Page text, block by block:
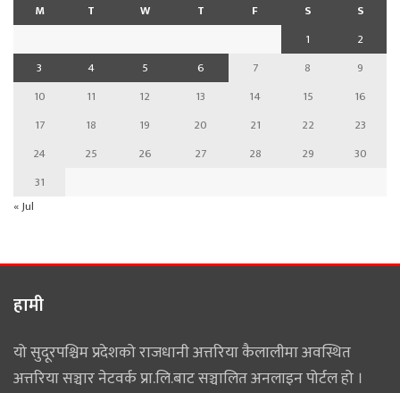
M T W T F S
S
1
2
3
4 5 6 7 8
9
10
11 12 13 14 15
16
17
18 19 20 21 22
23
24
25 26 27 28 29
30
31
« Jul
हामी
यो सुदूरपश्चिम प्रदेशको राजधानी अत्तरिया कैलालीमा अवस्थित
अत्तरिया सञ्चार नेटवर्क प्रा.लि.बाट सञ्चालित अनलाइन पोर्टल हो ।